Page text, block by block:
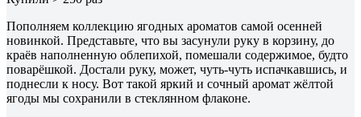
Пополняем коллекцию ягодных ароматов самой осенней
новинкой. Представьте, что вы засунули руку в корзину, до
краёв наполненную облепихой, помешали содержимое, будто
поварёшкой. Достали руку, может, чуть-чуть испачкавшись, и
поднесли к носу. Вот такой яркий и сочный аромат жёлтой
ягоды мы сохранили в стеклянном флаконе.